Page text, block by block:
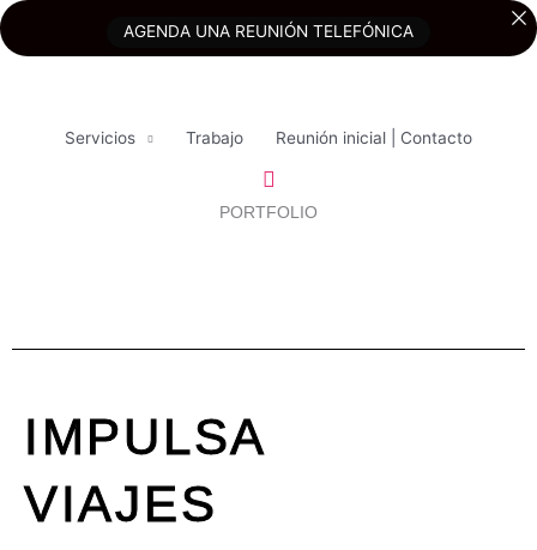
Ir
al
Servicios Trabajo Reunión inicial | Contacto
Buscar
PORTFOLIO
IMPULSA
VIAJES
AGENDA UNA REUNIÓN TELEFÓNICA